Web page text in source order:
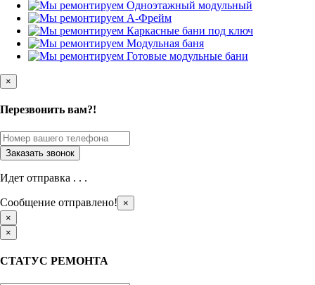
×
Перезвонить вам?!
Идет отправка . . .
Сообщение отправлено!
×
×
×
СТАТУС РЕМОНТА